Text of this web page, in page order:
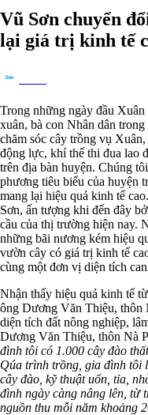
Vũ Sơn chuyển
lại giá trị kinh tế
Trong những ngày đầu
xuân, bà con Nhân dân
chăm sóc cây trồng vụ
động lực, khí thế thi đua lao
trên địa bàn huyện. Chúng
phương tiêu biểu của huyện
mang lại hiệu quả kinh tế
Sơn, ấn tượng khi đến đây
cầu của thị trường hiện nay.
những bãi nương kém hiệu
vườn cây có giá trị kinh tế
cùng một đơn vị diện tích
Nhận thấy hiệu quả kinh tế
ông Dương Văn Thiệu, thôn
diện tích đất nông nghiệp,
Dương Văn Thiệu, thôn Nà
đình tôi có 1.000 cây đào
Qúa trình trồng, gia đình tôi
cây đào, kỹ thuật uốn, tỉa,
đình ngày càng nâng lên, từ
nguồn thu mỗi năm khoảng